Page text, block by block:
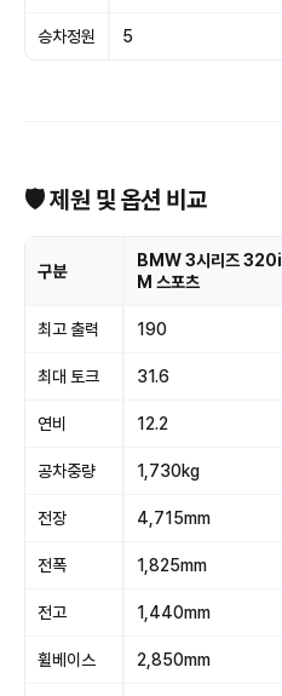
승차정원 5
🛡 제원 및 옵션 비교
구분
BMW 3시리즈 320i
M 스포츠
최고 출력 190
최대 토크 31.6
연비 12.2
공차중량 1,730kg
전장 4,715mm
전폭 1,825mm
전고 1,440mm
휠베이스 2,850mm